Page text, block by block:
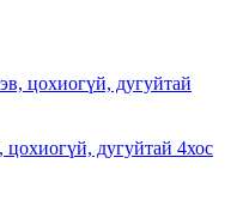
дугуйтай 4хос